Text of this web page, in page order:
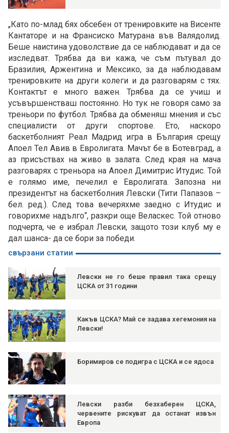
„Като по-млад бях обсебен от тренировките на Висенте
Кантаторе и на Франсиско Матурана във Валядолид.
Беше наистина удоволствие да се наблюдават и да се
изследват. Трябва да ви кажа, че съм пътувал до
Бразилия, Аржентина и Мексико, за да наблюдавам
тренировките на други колеги и да разговарям с тях.
Контактът е много важен. Трябва да се учиш и
усъвършенстваш постоянно. Но тук не говоря само за
треньори по футбол. Трябва да обменяш мнения и със
специалисти от други спортове. Ето, наскоро
баскетболният Реал Мадрид игра в България срещу
Апоел Тел Авив в Евролигата. Мачът бе в Ботевград, а
аз присъствах на живо в залата. След края на мача
разговарях с треньора на Апоел Димитрис Итудис. Той
е голямо име, печелил е Евролигата. Запозна ни
президентът на баскетболния Левски (Тити Папазов –
бел. ред.). След това вечеряхме заедно с Итудис и
говорихме надълго“, разкри още Веласкес. Той отново
подчерта, че е избрал Левски, защото този клуб му е
дал шанса- да се бори за победи.
свързани статии
Левски не го беше правил така срещу
ЦСКА от 31 години
Какъв ЦСКА? Май се задава хегемония на
Левски!
Боримиров се подигра с ЦСКА и се ядоса
Левски разби безхаберен ЦСКА,
червените рискуват да останат извън
Европа